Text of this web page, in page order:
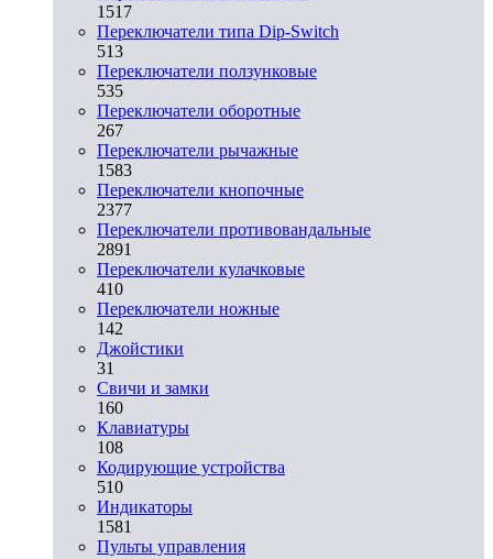
1517
Переключатели типа Dip-Switch
513
Переключатели ползунковые
535
Переключатели оборотные
267
Переключатели рычажные
1583
Переключатели кнопочные
2377
Переключатели противовандальные
2891
Переключатели кулачковые
410
Переключатели ножные
142
Джойстики
31
Свичи и замки
160
Клавиатуры
108
Кодирующие устройства
510
Индикаторы
1581
Пульты управления